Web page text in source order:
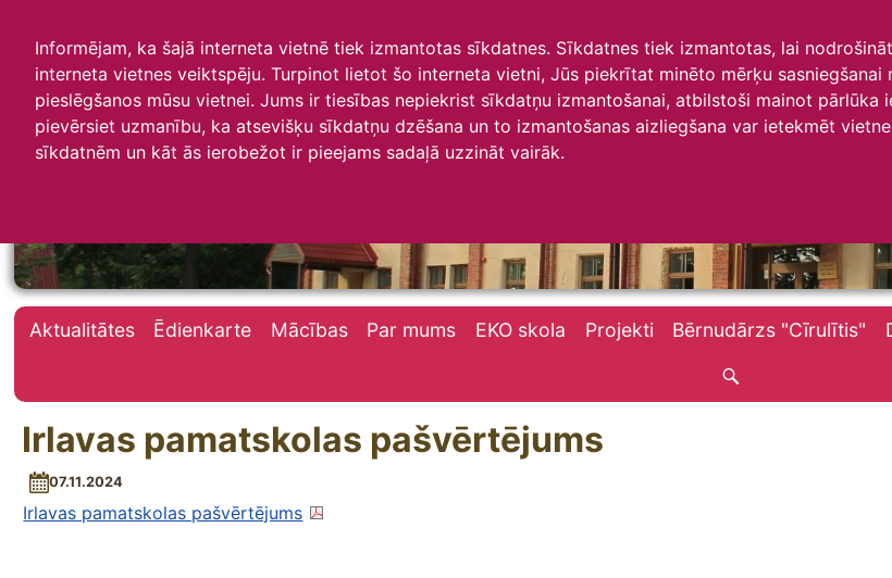
Informējam, ka šajā interneta vietnē tiek izmantotas sīkdatnes. Sīkdatnes tiek izmantotas, lai
interneta vietnes veiktspēju. Turpinot lietot šo interneta vietni, Jūs piekrītat minēto mērķu
pieslēgšanos mūsu vietnei. Jums ir tiesības nepiekrist sīkdatņu izmantošanai, atbilstoši mainot
pievērsiet uzmanību, ka atsevišķu sīkdatņu dzēšana un to izmantošanas aizliegšana var ietekmēt
sīkdatnēm un kāt ās ierobežot ir pieejams sadaļā uzzināt vairāk.
Irlavas skola
Aktualitātes Ēdienkarte Mācības Par mums EKO skola Projekti Bērnudārzs "Cīrulītis"
Irlavas pamatskolas pašvērtējums
07.11.2024
Irlavas pamatskolas pašvērtējums